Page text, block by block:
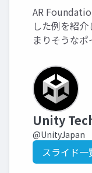
AR
した例を紹
まりそうなポ
Unity
@UnityJapan
スライド一